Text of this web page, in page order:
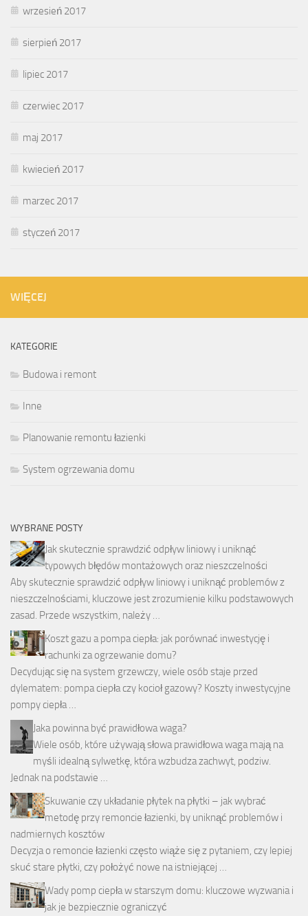
wrzesień 2017
sierpień 2017
lipiec 2017
czerwiec 2017
maj 2017
kwiecień 2017
marzec 2017
styczeń 2017
WIĘCEJ
KATEGORIE
Budowa i remont
Inne
Planowanie remontu łazienki
System ogrzewania domu
WYBRANE POSTY
Jak skutecznie sprawdzić odpływ liniowy i uniknąć
typowych błędów montażowych oraz nieszczelności
Aby skutecznie sprawdzić odpływ liniowy i uniknąć problemów z
nieszczelnościami, kluczowe jest zrozumienie kilku podstawowych
zasad. Przede wszystkim, należy …
Koszt gazu a pompa ciepła: jak porównać inwestycję i
rachunki za ogrzewanie domu?
Decydując się na system grzewczy, wiele osób staje przed
dylematem: pompa ciepła czy kocioł gazowy? Koszty inwestycyjne
pompy ciepła …
Jaka powinna być prawidłowa waga?
Wiele osób, które używają słowa prawidłowa waga mają na
myśli idealną sylwetkę, która wzbudza zachwyt, podziw.
Jednak na podstawie …
Skuwanie czy układanie płytek na płytki – jak wybrać
metodę przy remoncie łazienki, by uniknąć problemów i
nadmiernych kosztów
Decyzja o remoncie łazienki często wiąże się z pytaniem, czy lepiej
skuć stare płytki, czy położyć nowe na istniejącej …
Wady pomp ciepła w starszym domu: kluczowe wyzwania i
jak je bezpiecznie ograniczyć